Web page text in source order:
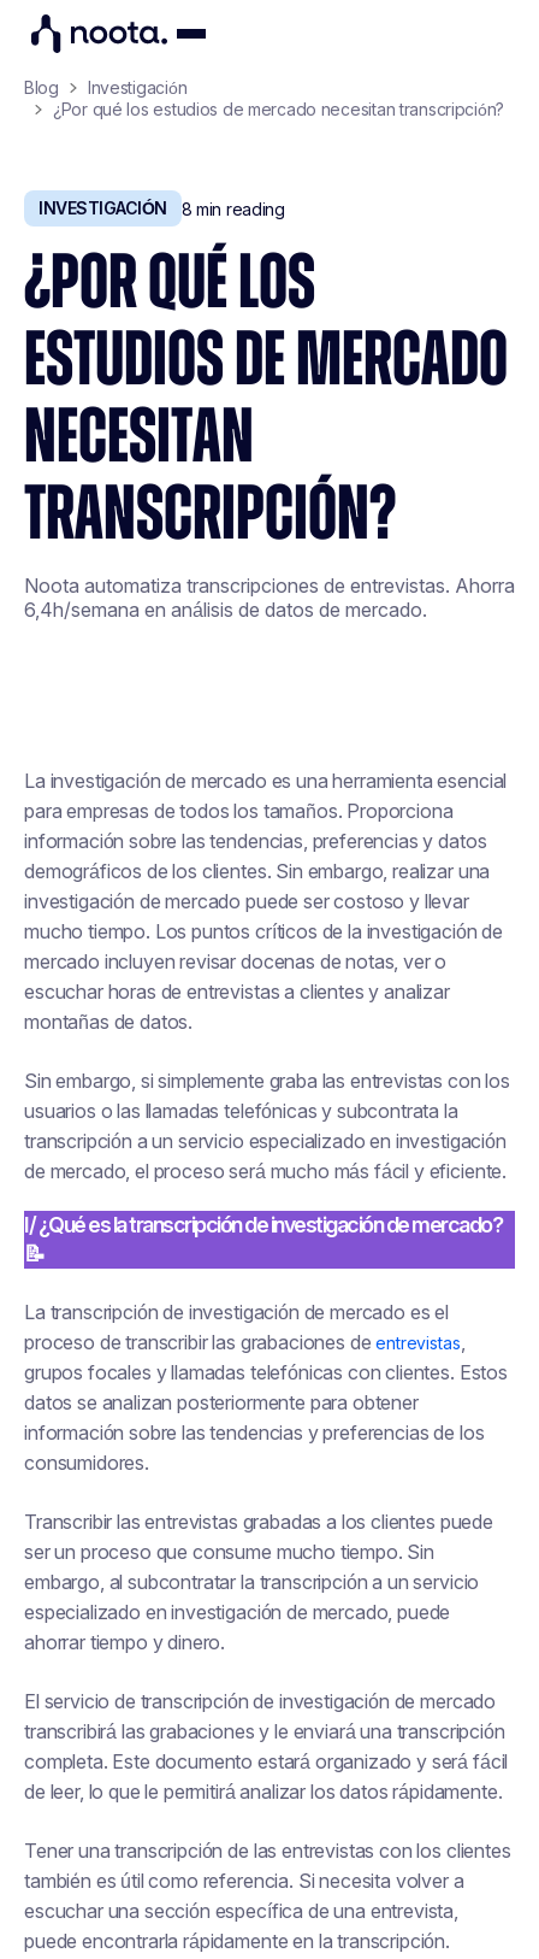
Blog
Investigación
¿Por qué los estudios de mercado necesitan transcripción?
INVESTIGACIÓN 8 min reading
¿POR QUÉ LOS
ESTUDIOS DE MERCADO
NECESITAN
TRANSCRIPCIÓN?
Noota automatiza transcripciones de entrevistas. Ahorra
6,4h/semana en análisis de datos de mercado.
La investigación de mercado es una herramienta esencial
para empresas de todos los tamaños. Proporciona
información sobre las tendencias, preferencias y datos
demográficos de los clientes. Sin embargo, realizar una
investigación de mercado puede ser costoso y llevar
mucho tiempo. Los puntos críticos de la investigación de
mercado incluyen revisar docenas de notas, ver o
escuchar horas de entrevistas a clientes y analizar
montañas de datos.
Sin embargo, si simplemente graba las entrevistas con los
usuarios o las llamadas telefónicas y subcontrata la
transcripción a un servicio especializado en investigación
de mercado, el proceso será mucho más fácil y eficiente.
I/ ¿Qué es la transcripción de investigación de mercado?
📝
La transcripción de investigación de mercado es el
proceso de transcribir las grabaciones deentrevistas,
grupos focales y llamadas telefónicas con clientes. Estos
datos se analizan posteriormente para obtener
información sobre las tendencias y preferencias de los
consumidores.
Transcribir las entrevistas grabadas a los clientes puede
ser un proceso que consume mucho tiempo. Sin
embargo, al subcontratar la transcripción a un servicio
especializado en investigación de mercado, puede
ahorrar tiempo y dinero.
El servicio de transcripción de investigación de mercado
transcribirá las grabaciones y le enviará una transcripción
completa. Este documento estará organizado y será fácil
de leer, lo que le permitirá analizar los datos rápidamente.
Tener una transcripción de las entrevistas con los clientes
también es útil como referencia. Si necesita volver a
escuchar una sección específica de una entrevista,
puede encontrarla rápidamente en la transcripción.